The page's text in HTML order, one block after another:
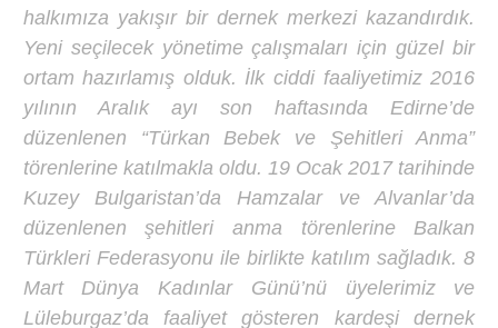
halkımıza yakışır bir dernek merkezi kazandırdık.
Yeni seçilecek yönetime çalışmaları için güzel bir
ortam hazırlamış olduk. İlk ciddi faaliyetimiz 2016
yılının Aralık ayı son haftasında Edirne’de
düzenlenen “Türkan Bebek ve Şehitleri Anma”
törenlerine katılmakla oldu. 19 Ocak 2017 tarihinde
Kuzey Bulgaristan’da Hamzalar ve Alvanlar’da
düzenlenen şehitleri anma törenlerine Balkan
Türkleri Federasyonu ile birlikte katılım sağladık. 8
Mart Dünya Kadınlar Günü’nü üyelerimiz ve
Lüleburgaz’da faaliyet gösteren kardeşi dernek